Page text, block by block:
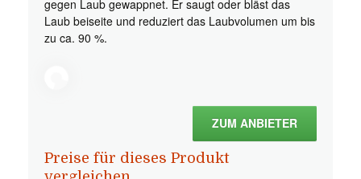
gegen Laub gewappnet. Er saugt oder bläst das
Laub beiseite und reduziert das Laubvolumen um bis
zu ca. 90 %.
ZUM ANBIETER
Preise für dieses Produkt